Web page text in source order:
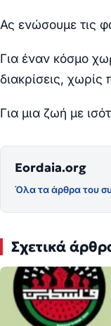
Ας ενώσουμε τις
Για έναν κόσμο
διακρίσεις, χωρίς
Για μια ζωή με
Eordaia.org
Όλα τα άρθρα του
Σχετικά